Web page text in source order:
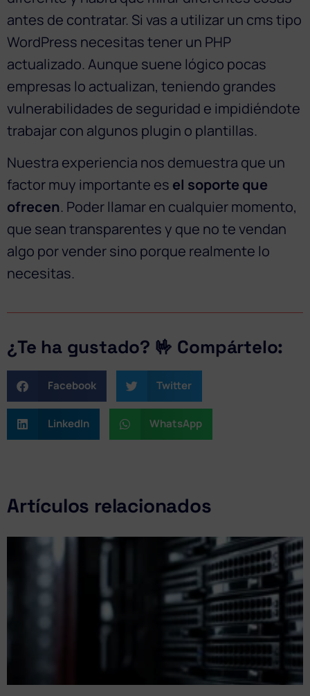
antes de contratar. Si vas a utilizar un cms tipo
WordPress necesitas tener un PHP
actualizado. Aunque suene lógico pocas
empresas lo actualizan, teniendo grandes
vulnerabilidades de seguridad e impidiéndote
trabajar con algunos plugin o plantillas.
Nuestra experiencia nos demuestra que un
factor muy importante es el soporte que
ofrecen. Poder llamar en cualquier momento,
que sean transparentes y que no te vendan
algo por vender sino porque realmente lo
necesitas.
¿Te ha gustado? 🤟 Compártelo:
Facebook Twitter
LinkedIn WhatsApp
Artículos relacionados